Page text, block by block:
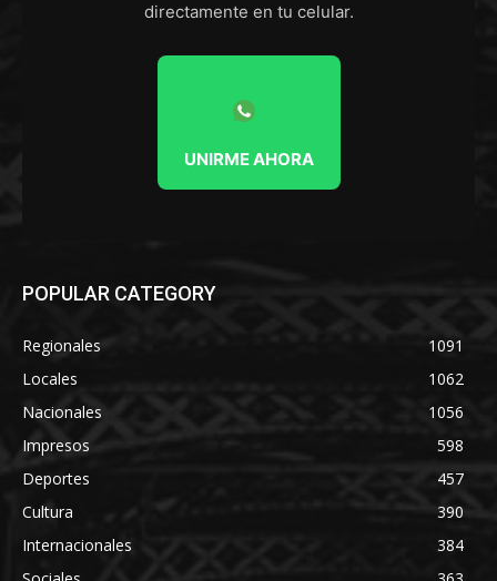
directamente en tu celular.
UNIRME AHORA
POPULAR CATEGORY
Regionales
1091
Locales
1062
Nacionales
1056
Impresos
598
Deportes
457
Cultura
390
Internacionales
384